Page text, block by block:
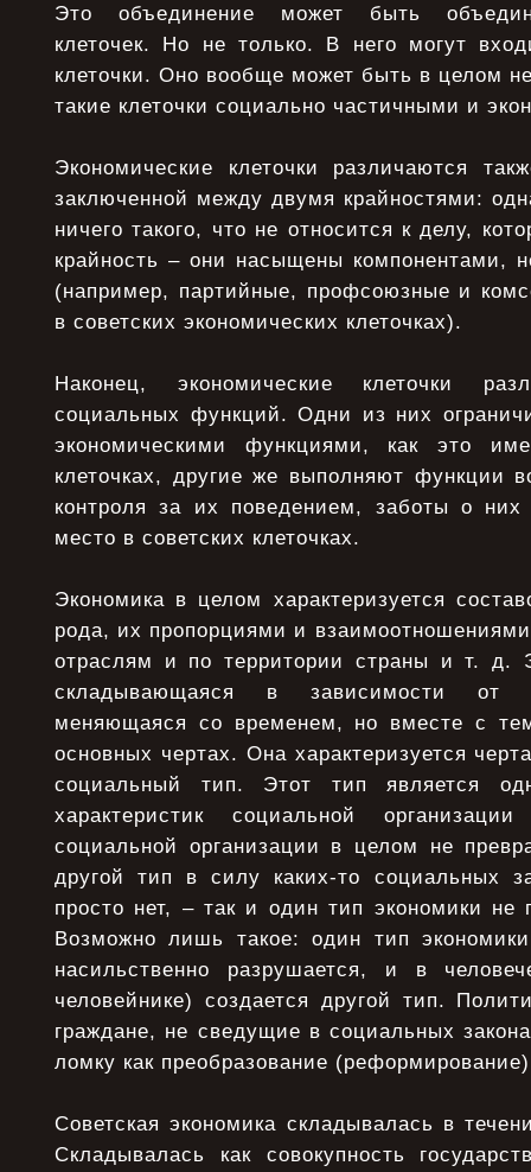
Это объединение может быть
клеточек. Но не только. В него могут
клеточки. Оно вообще может быть в целом
такие клеточки социально частичными и
Экономические клеточки различаются
заключенной между двумя крайностями:
ничего такого, что не относится к делу,
крайность – они насыщены компонентами,
(например, партийные, профсоюзные и
в советских экономических клеточках).
Наконец, экономические клеточки
социальных функций. Одни из них
экономическими функциями, как это
клеточках, другие же выполняют функции
контроля за их поведением, заботы о
место в советских клеточках.
Экономика в целом характеризуется
рода, их пропорциями и
отраслям и по территории страны и т. д.
складывающаяся в зависимости от
меняющаяся со временем, но вместе с
основных чертах. Она характеризуется
социальный тип. Этот тип является
характеристик социальной
социальной организации в целом не
другой тип в силу каких-то социальных
просто нет, – так и один тип экономики не
Возможно лишь такое: один тип
насильственно разрушается, и в
человейнике) создается другой тип.
граждане, не сведущие в социальных
ломку как преобразование
Советская экономика складывалась в
Складывалась как совокупность